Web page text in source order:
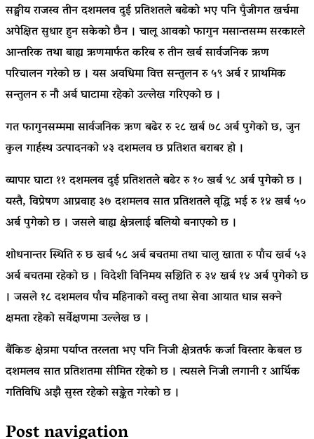
सङ्घीय राजस्व तीन दशमलव दुई प्रतिशतले बढेको भए पनि पुँजीगत खर्चमा
अपेक्षित सुधार हुन सकेको छैन । चालू आवको फागुन मसान्तसम्म सरकारले
आन्तरिक तथा बाह्य ऋणमार्फत करिब रु तीन खर्ब सार्वजनिक ऋण
परिचालन गरेको छ । यस अवधिमा वित्त सन्तुलन रु ५९ अर्ब र प्राथमिक
सन्तुलन रु नौ अर्ब घाटामा रहेको उल्लेख गरिएको छ ।
गत फागुनसम्ममा सार्वजनिक ऋण बढेर रु २८ खर्ब ७८ अर्ब पुगेको छ, जुन
कुल गार्हस्थ उत्पादनको ४३ दशमलव छ प्रतिशत बराबर हो ।
व्यापार घाटा ११ दशमलव दुई प्रतिशतले बढेर रु १० खर्ब ९८ अर्ब पुगेको छ ।
यस्तै, विप्रेषण आप्रवाह ३७ दशमलव सात प्रतिशतले वृद्धि भई रु १४ खर्ब ५०
अर्ब पुगेको छ । जसले बाह्य क्षेत्रलाई बलियो बनाएको छ ।
शोधनान्तर स्थिति रु छ खर्ब ५८ अर्ब बचतमा तथा चालु खाता रु पाँच खर्ब ५३
अर्ब बचतमा रहेको छ । विदेशी विनिमय सञ्चिति रु ३४ खर्ब १४ अर्ब पुगेको छ
। जसले १८ दशमलव पाँच महिनाको वस्तु तथा सेवा आयात धान्न सक्ने
क्षमता रहेको सर्वेक्षणमा उल्लेख छ ।
बैंकिङ क्षेत्रमा पर्याप्त तरलता भए पनि निजी क्षेत्रतर्फ कर्जा विस्तार केबल छ
दशमलव सात प्रतिशतमा सीमित रहेको छ । त्यसले निजी लगानी र आर्थिक
गतिविधि अझै सुस्त रहेको सङ्केत गरेको छ ।